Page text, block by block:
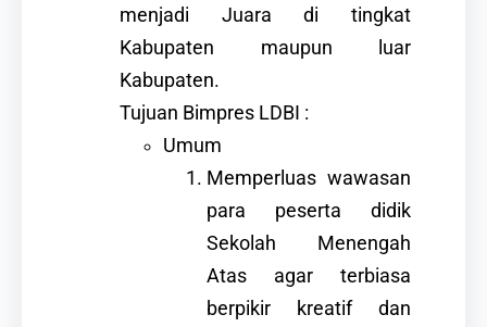
menjadi Juara di tingkat
Kabupaten maupun luar
Kabupaten.
Tujuan Bimpres LDBI :
Umum
Memperluas wawasan
para peserta didik
Sekolah Menengah
Atas agar terbiasa
berpikir kreatif dan